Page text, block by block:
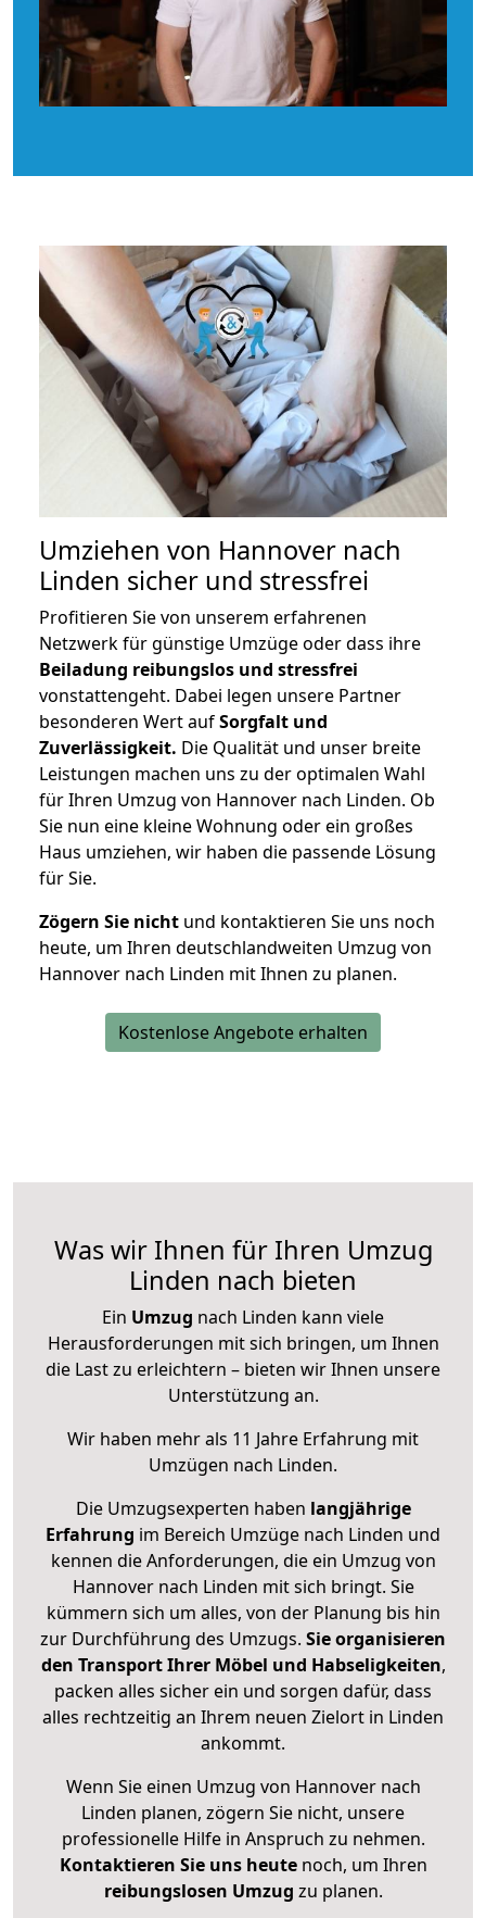
Umziehen von Hannover nach
Linden sicher und stressfrei
Profitieren Sie von unserem erfahrenen
Netzwerk für günstige Umzüge oder dass ihre
Beiladung reibungslos und stressfrei
vonstattengeht. Dabei legen unsere Partner
besonderen Wert aufSorgfalt und
Zuverlässigkeit. Die Qualität und unser breite
Leistungen machen uns zu der optimalen Wahl
für Ihren Umzug von Hannover nach Linden. Ob
Sie nun eine kleine Wohnung oder ein großes
Haus umziehen, wir haben die passende Lösung
für Sie.
Zögern Sie nicht und kontaktieren Sie uns noch
heute, um Ihren deutschlandweiten Umzug von
Hannover nach Linden mit Ihnen zu planen.
Kostenlose Angebote erhalten
Was wir Ihnen für Ihren Umzug
Linden nach bieten
Ein Umzug nach Linden kann viele
Herausforderungen mit sich bringen, um Ihnen
die Last zu erleichtern – bieten wir Ihnen unsere
Unterstützung an.
Wir haben mehr als 11 Jahre Erfahrung mit
Umzügen nach Linden.
Die Umzugsexperten haben langjährige
Erfahrung im Bereich Umzüge nach Linden und
kennen die Anforderungen, die ein Umzug von
Hannover nach Linden mit sich bringt. Sie
kümmern sich um alles, von der Planung bis hin
zur Durchführung des Umzugs. Sie organisieren
den Transport Ihrer Möbel und Habseligkeiten,
packen alles sicher ein und sorgen dafür, dass
alles rechtzeitig an Ihrem neuen Zielort in Linden
ankommt.
Wenn Sie einen Umzug von Hannover nach
Linden planen, zögern Sie nicht, unsere
professionelle Hilfe in Anspruch zu nehmen.
Kontaktieren Sie uns heutenoch, um Ihren
reibungslosen Umzug zu planen.